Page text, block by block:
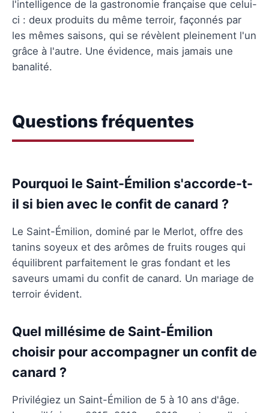
l'intelligence de la gastronomie française que celui-
ci : deux produits du même terroir, façonnés par
les mêmes saisons, qui se révèlent pleinement l'un
grâce à l'autre. Une évidence, mais jamais une
banalité.
Questions fréquentes
Pourquoi le Saint-Émilion s'accorde-t-
il si bien avec le confit de canard ?
Le Saint-Émilion, dominé par le Merlot, offre des
tanins soyeux et des arômes de fruits rouges qui
équilibrent parfaitement le gras fondant et les
saveurs umami du confit de canard. Un mariage de
terroir évident.
Quel millésime de Saint-Émilion
choisir pour accompagner un confit de
canard ?
Privilégiez un Saint-Émilion de 5 à 10 ans d'âge.